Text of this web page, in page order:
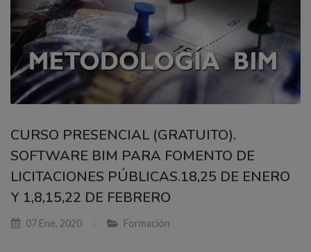
CURSO PRESENCIAL (GRATUITO).
SOFTWARE BIM PARA FOMENTO DE
LICITACIONES PÚBLICAS.18,25 DE ENERO
Y 1,8,15,22 DE FEBRERO
07 Ene, 2020 Formación